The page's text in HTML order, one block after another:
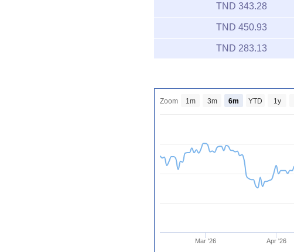
343.28 TND
450.93 TND
283.13 TND
Mar '26 Apr '26
Zoom 1m 3m 6m YTD 1y